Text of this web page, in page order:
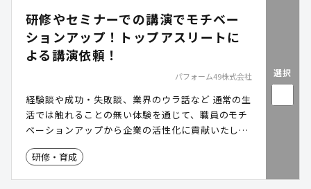
研修やセミナーでの講演でモチベー
ションアップ！トップアスリートに
よる講演依頼！
パフォーム49株式会社
経験談や成功・失敗談、業界のウラ話など 通常の生
活では触れることの無い体験を通じて、職員のモチ
ベーションアップから企業の活性化に貢献いたしま
す。
研修・育成
選択